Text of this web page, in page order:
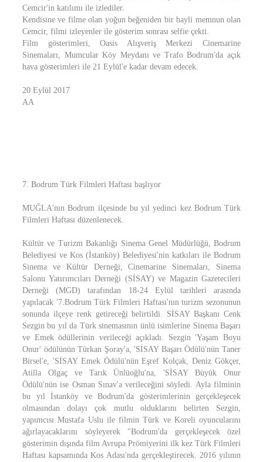
Cemcir'in katılımı ile izlediler.
Kendisine ve filme olan yoğun beğeniden bir hayli memnun olan
Cemcir, filmi izleyenler ile gösterim sonrası selfie çekti.
Film gösterimleri, Oasis Alışveriş Merkezi Cinemarine
Sinemaları, Mumcular Köy Meydanı ve Trafo Bodrum'da açık
hava gösterimleri ile 21 Eylül'e kadar devam edecek.
20 Eylül 2017
AA
7. Bodrum Türk Filmleri Haftası başlıyor
MUĞLA'nın Bodrum ilçesinde bu yıl yedinci kez Bodrum Türk
Filmleri Haftası düzenlenecek.
Kültür ve Turizm Bakanlığı Sinema Genel Müdürlüğü, Bodrum
Belediyesi ve Kos (İstanköy) Belediyesi'nin katkıları ile Bodrum
Sinema ve Kültür Derneği, Cinemarine Sinemaları, Sinema
Salonu Yatırımcıları Derneği (SİSAY) ve Magazin Gazetecileri
Derneği (MGD) tarafından 18-24 Eylül tarihleri arasında
yapılacak '7.Bodrum Türk Filmleri Haftası'nın turizm sezonunun
sonunda ilçeye renk getireceği belirtildi. SİSAY Başkanı Cenk
Sezgin bu yıl da Türk sinemasının ünlü isimlerine Sinema Başarı
ve Emek ödüllerinin verileceği açıkladı. Sezgin 'Yaşam Boyu
Onur' ödülünün Türkan Şoray'a, 'SİSAY Başarı Ödülü'nün Taner
Birsel'e, 'SİSAY Emek Ödülü'nün Eşref Kolçak, Deniz Gökçer,
Atilla Olgaç ve Tarık Ünlüoğlu'na, 'SİSAY Büyük Onur
Ödülü'nün ise Osman Sınav'a verileceğini söyledi. Ayla filminin
bu yıl İstanköy ve Bodrum'da gösterimlerinin gerçekleşecek
olmasından dolayı çok mutlu olduklarını belirten Sezgin,
yapımcısı Mustafa Uslu ile filmin Türk ve Koreli oyuncularını
ağırlayacaklarını söyleyerek "Bodrum'da gerçekleşecek özel
gösterimin dışında film Avrupa Prömiyerini ilk kez Türk Filmleri
Haftası kapsamında Kos Adası'nda gerçekleştirecek. 2016 yılının